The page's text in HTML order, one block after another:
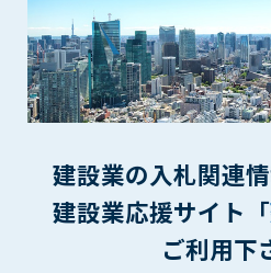
建設業の入札関連
建設業応援サイト「
ご利用下
2. 会員は、自己の費用と責任にお
のとし、会員による本サービス
問合せ、クレーム、請求等がな
場合、当該会員は、自らの費用
るものとし、管理者を一切免責
取引に起因する損害及び広告等
する損害については一切責任を
第11条（運用の停止）
停電や天災等の不可抗力、または